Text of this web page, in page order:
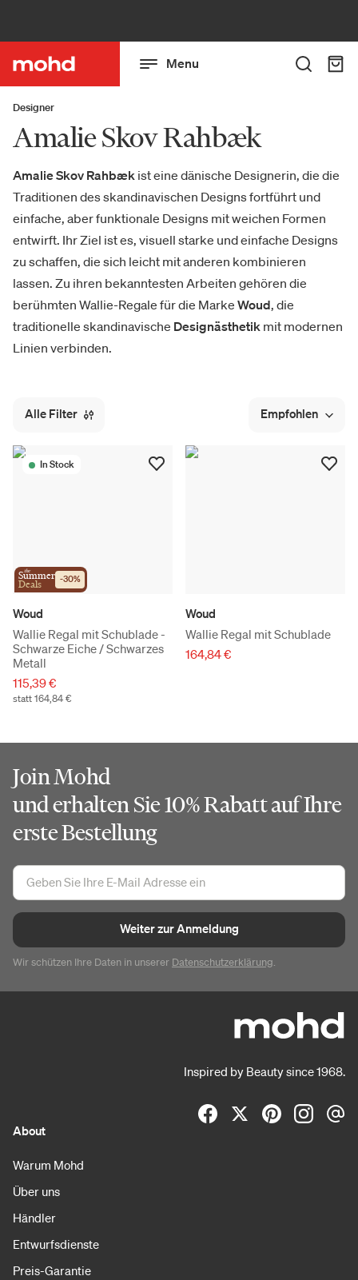
Menu
Designer
Amalie Skov Rahbæk
Amalie Skov Rahbæk ist eine dänische Designerin, die die
Traditionen des skandinavischen Designs fortführt und
einfache, aber funktionale Designs mit weichen Formen
entwirft. Ihr Ziel ist es, visuell starke und einfache Designs
zu schaffen, die sich leicht mit anderen kombinieren
lassen. Zu ihren bekanntesten Arbeiten gehören die
berühmten Wallie-Regale für die Marke Woud, die
traditionelle skandinavische Designästhetik mit modernen
Linien verbinden.
Alle Filter Empfohlen
In Stock
the
Summer
Deals -30%
Woud
Wallie Regal mit Schublade -
Schwarze Eiche / Schwarzes
Metall
115,39 €
statt 164,84 €
Woud
Wallie Regal mit Schublade
164,84 €
Join Mohd
und erhalten Sie 10% Rabatt auf Ihre
erste Bestellung
Weiter zur Anmeldung
Wir schützen Ihre Daten in unserer Datenschutzerklärung.
Inspired by Beauty since 1968.
About
Warum Mohd
Über uns
Händler
Entwurfsdienste
Preis-Garantie